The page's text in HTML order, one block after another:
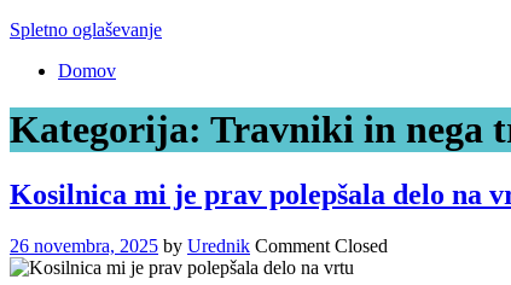
Skip
content
Spletno oglaševanje
Domov
Kategorija: Travniki in nega
Kosilnica mi je prav polepšala delo na
26 novembra, 2025 by Urednik Comment Closed